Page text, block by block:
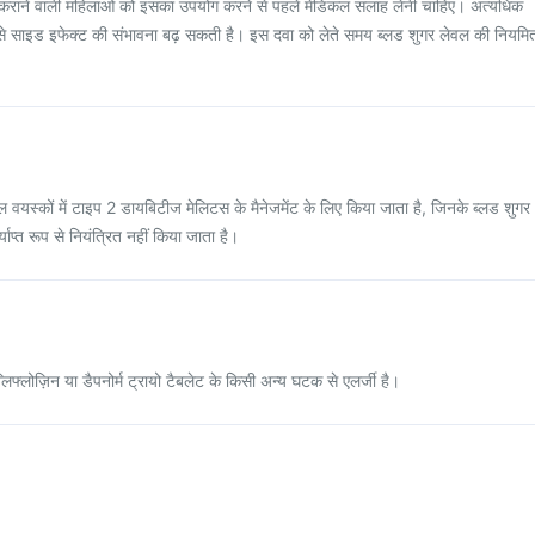
वाली महिलाओं को इसका उपयोग करने से पहले मेडिकल सलाह लेनी चाहिए। अत्यधिक
साइड इफेक्ट की संभावना बढ़ सकती है। इस दवा को लेते समय ब्लड शुगर लेवल की
वयस्कों में टाइप 2 डायबिटीज मेलिटस के मैनेजमेंट के लिए किया जाता है, जिनके ब्लड शुगर
रूप से नियंत्रित नहीं किया जाता है।
या डैपनोर्म ट्रायो टैबलेट के किसी अन्य घटक से एलर्जी है।